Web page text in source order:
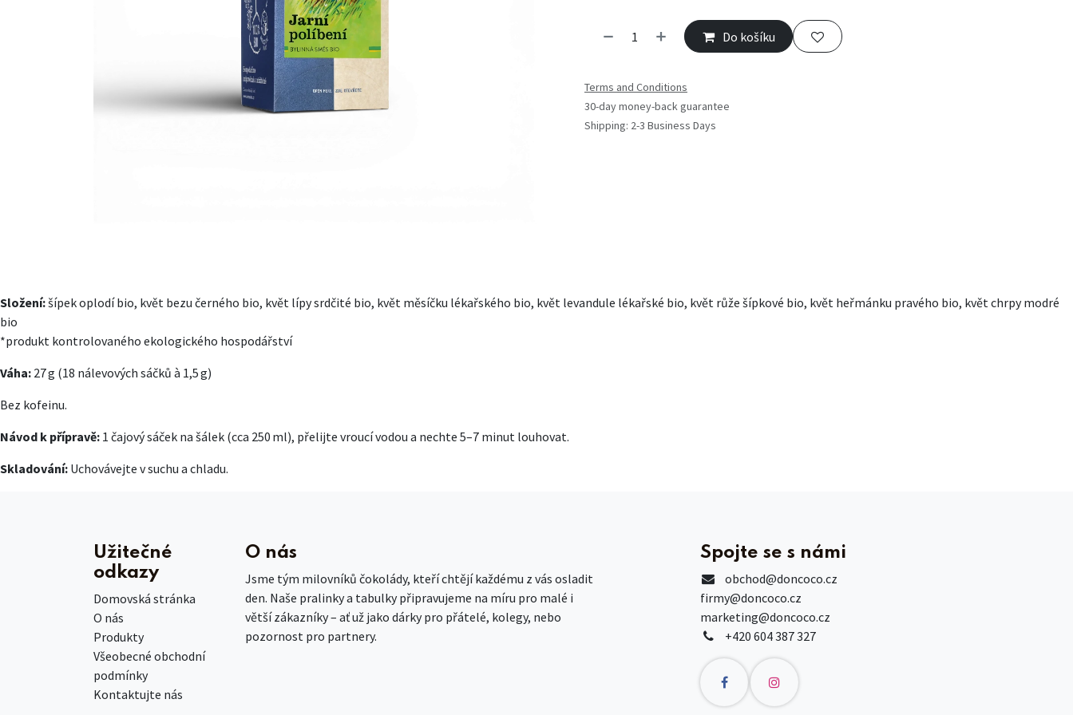
Do košíku
Terms and Conditions
30-day money-back guarantee
Shipping: 2-3 Business Days
Složení:šípek oplodí bio, květ bezu černého bio, květ lípy srdčité bio, květ měsíčku lékařského bio, květ levandule lékařské bio, květ růže šípkové bio, květ heřmánku pravého bio, květ chrpy modré
bio
*produkt kontrolovaného ekologického hospodářství
Váha: 27 g (18 nálevových sáčků à 1,5 g)
Bez kofeinu.
Návod k přípravě: 1 čajový sáček na šálek (cca 250 ml), přelijte vroucí vodou a nechte 5–7 minut louhovat.
Skladování: Uchovávejte v suchu a chladu.
Užitečné
odkazy
Domovská stránka
O nás
Produkty
Všeobecné obchodní
podmínky
Kontaktujte nás
O nás
Jsme tým milovníků čokolády, kteří chtějí každému z vás osladit
den. Naše pralinky a tabulky připravujeme na míru pro malé i
větší zákazníky – ať už jako dárky pro přátelé, kolegy, nebo
pozornost pro partnery.
Spojte se s námi
obchod@doncoco.cz
firmy@doncoco.cz
marketing@doncoco.cz
+420 604 387 327